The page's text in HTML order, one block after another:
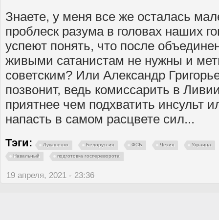
Знаете, у меня все же осталась
проблеск разума в головах наших
успеют понять, что после
живыми сатанистам не нужны и
советским? Или Александр
позвонит, ведь комиссарить в
приятнее чем подхватить инсульт
напасть в самом расцвете сил...
Тэги: Лукашенко Белоруссия ФСБ Чехия Украина
Навальный подготовка госпереворота
19 апреля, 2021 - 23:36